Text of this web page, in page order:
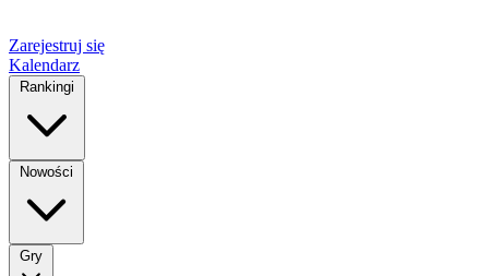
Zarejestruj się
Kalendarz
Rankingi
Nowości
Gry